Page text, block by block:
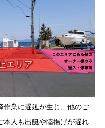
作業に遅延が生じ、他のご
本人も出艇や陸揚げが遅れ